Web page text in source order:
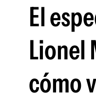
El
Lionel
cómo